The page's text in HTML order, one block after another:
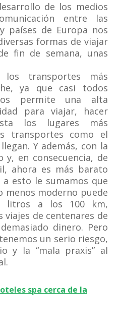
de los medios
entre las
países de Europa nos
formas de viajar
fin de semana, unas
transportes más
ya que casi todos
permite una alta
para viajar, hacer
los lugares más
transportes como el
Y además, con la
en consecuencia, de
ahora es más barato
a esto le sumamos que
menos moderno puede
litros a los 100 km,
viajes de centenares de
dinero. Pero
un serio riesgo,
y la “mala praxis” al
spa cerca de la